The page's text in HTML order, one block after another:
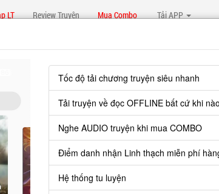
LT Review Truyện Mua Combo Tải APP
Nhặt 3136 chương
Chí Tôn Thần Thể, Xuất Sinh Bắt
1224 chương
Tốc độ tải chương truyện siêu nhanh
Tải truyện về đọc OFFLINE bất cứ khi nào
Nghe AUDIO truyện khi mua COMBO
Điểm danh nhận Linh thạch miễn phí
Hệ thống tu luyện